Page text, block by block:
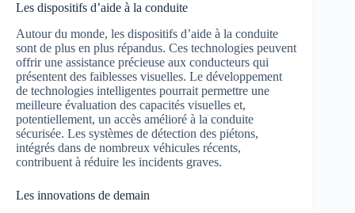
Les dispositifs d’aide à la conduite
Autour du monde, les dispositifs d’aide à la conduite
sont de plus en plus répandus. Ces technologies peuvent
offrir une assistance précieuse aux conducteurs qui
présentent des faiblesses visuelles. Le développement
de technologies intelligentes pourrait permettre une
meilleure évaluation des capacités visuelles et,
potentiellement, un accès amélioré à la conduite
sécurisée. Les systèmes de détection des piétons,
intégrés dans de nombreux véhicules récents,
contribuent à réduire les incidents graves.
Les innovations de demain